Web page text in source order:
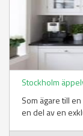
Stockholm
Som ägare till
en del av en